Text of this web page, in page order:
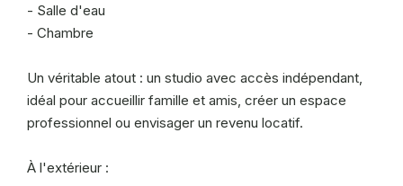
- Salle d'eau
- Chambre
Un véritable atout : un studio avec accès indépendant,
idéal pour accueillir famille et amis, créer un espace
professionnel ou envisager un revenu locatif.
À l'extérieur :